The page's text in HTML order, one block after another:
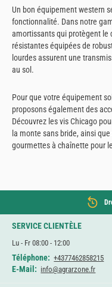
Un bon équipement western
fonctionnalité. Dans notre
amortissants qui protègent le
résistantes équipées de
lourdes assurent une
au sol.
Pour que votre équipement
proposons également des
Découvrez les vis Chicago
la monte sans bride, ainsi
gourmettes à chaînette pour
SERVICE CLIENTÈLE
Lu - Fr 08:00 - 12:00
Téléphone: +4377462858215
E-Mail: info@agrarzone.fr